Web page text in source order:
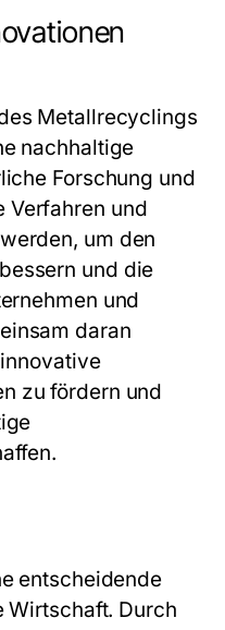
Metallrecyclings
nachhaltige
Forschung und
Verfahren und
um den
und die
und
daran
zu fördern und
entscheidende
Wirtschaft. Durch